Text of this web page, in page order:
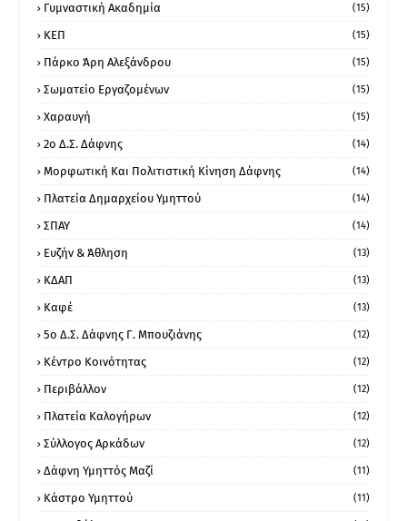
Γυμναστική Ακαδημία (15)
ΚΕΠ (15)
Πάρκο Άρη Αλεξάνδρου (15)
Σωματείο Εργαζομένων (15)
Χαραυγή (15)
2ο Δ.Σ. Δάφνης (14)
Μορφωτική Και Πολιτιστική Κίνηση Δάφνης (14)
Πλατεία Δημαρχείου Υμηττού (14)
ΣΠΑΥ (14)
Ευζήν & Άθληση (13)
ΚΔΑΠ (13)
Καφέ (13)
5ο Δ.Σ. Δάφνης Γ. Μπουζιάνης (12)
Κέντρο Κοινότητας (12)
Περιβάλλον (12)
Πλατεία Καλογήρων (12)
Σύλλογος Αρκάδων (12)
Δάφνη Υμηττός Μαζί (11)
Κάστρο Υμηττού (11)